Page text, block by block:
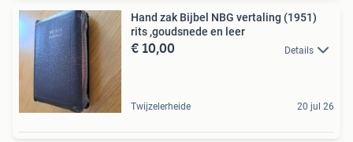
Hand zak Bijbel NBG vertaling (1951)
rits ,goudsnede en leer
€ 10,00 Details
Twijzelerheide 20 jul 26